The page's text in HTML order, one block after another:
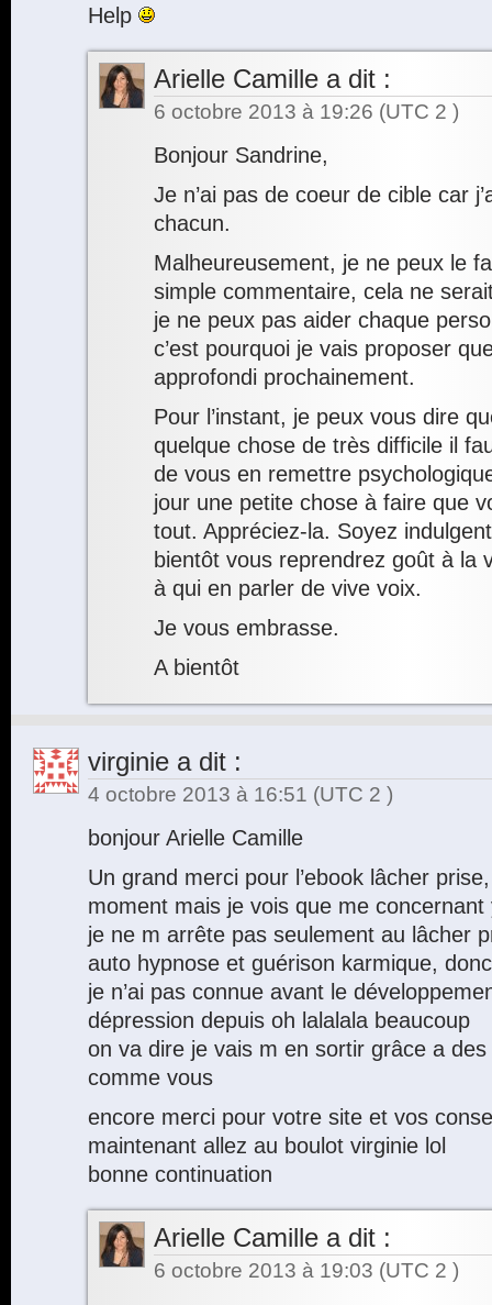
Help
Arielle Camille a dit :
6 octobre 2013 à 19:26 (UTC 2 )
Bonjour Sandrine,
Je n’ai pas de coeur de cible car
chacun.
Malheureusement, je ne peux le
simple commentaire, cela ne
je ne peux pas aider chaque
c’est pourquoi je vais proposer
approfondi prochainement.
Pour l’instant, je peux vous dire
quelque chose de très difficile il
de vous en remettre
jour une petite chose à faire que
tout. Appréciez-la. Soyez
bientôt vous reprendrez goût à la
à qui en parler de vive voix.
Je vous embrasse.
A bientôt
virginie a dit :
4 octobre 2013 à 16:51 (UTC 2 )
bonjour Arielle Camille
Un grand merci pour l’ebook lâcher
moment mais je vois que me concernant
je ne m arrête pas seulement au lâcher
auto hypnose et guérison karmique,
je n’ai pas connue avant le
dépression depuis oh lalalala beaucoup
on va dire je vais m en sortir grâce a
comme vous
encore merci pour votre site et vos
maintenant allez au boulot virginie lol
bonne continuation
Arielle Camille a dit :
6 octobre 2013 à 19:03 (UTC 2 )